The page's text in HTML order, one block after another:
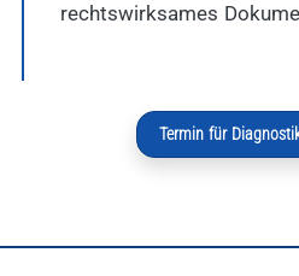
rechtswirksames
Termin für